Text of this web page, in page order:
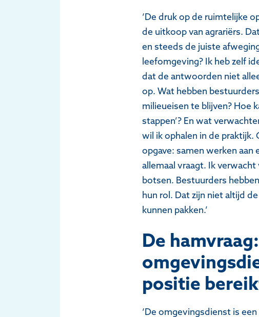
‘De druk op de ruimtelijke
de uitkoop van agrariërs.
en steeds de juiste
leefomgeving? Ik heb zelf
dat de antwoorden niet
op. Wat hebben
milieueisen te blijven? Hoe
stappen’? En wat
wil ik ophalen in de praktijk.
opgave: samen werken aan
allemaal vraagt. Ik
botsen. Bestuurders
hun rol. Dat zijn niet altijd
kunnen pakken.’
De
positie
‘De omgevingsdienst is